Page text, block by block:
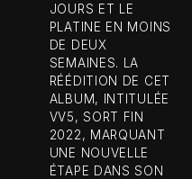
JOURS ET LE
PLATINE EN MOINS
DE DEUX
SEMAINES. LA
RÉÉDITION DE CET
ALBUM, INTITULÉE
VV5, SORT FIN
2022, MARQUANT
UNE NOUVELLE
ÉTAPE DANS SON